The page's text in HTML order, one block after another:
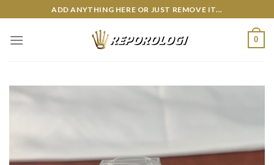
to
content
ADD ANYTHING HERE OR JUST REMOVE IT...
0